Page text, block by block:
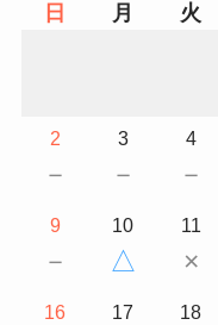
日
月 火
2
－
3
－
4
－
9
－
10
△
11
×
16 17 18